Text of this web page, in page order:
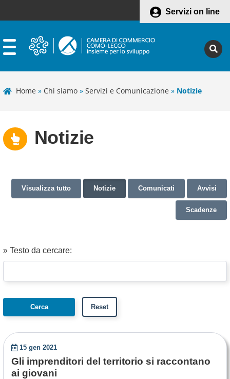
Servizi on line
Home » Chi siamo » Servizi e Comunicazione » Notizie
Notizie
Visualizza tutto Notizie Comunicati Avvisi
Scadenze
» Testo da cercare:
15 gen 2021
Gli imprenditori del territorio si raccontano
ai giovani